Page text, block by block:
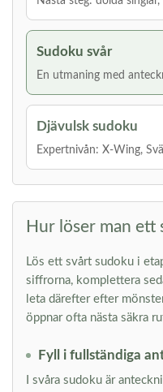
Sudoku svår
En utmaning med
Djävulsk sudoku
Expertnivån: X-Wing,
Hur löser man ett
Lös ett svårt sudoku i
siffrorna, komplettera
leta därefter efter
öppnar ofta nästa säkra
Fyll i fullständiga
I svåra sudoku är